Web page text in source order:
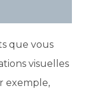
que vous
visuelles
exemple,